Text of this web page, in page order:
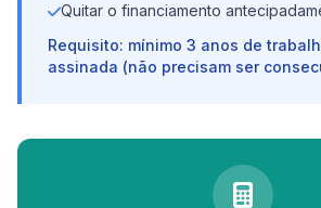
Quitar o financiamento
Requisito: mínimo 3 anos de
assinada (não precisam ser